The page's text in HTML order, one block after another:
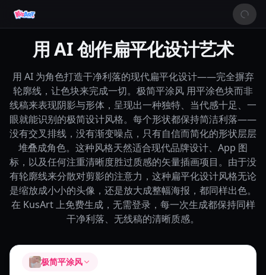
用 AI 创作扁平化设计艺术
用 AI 为角色打造干净利落的现代扁平化设计——完全摒弃
轮廓线，让色块来完成一切。极简平涂风 用平涂色块而非
线稿来表现阴影与形体，呈现出一种独特、当代感十足、一
眼就能识别的极简设计风格。每个形状都保持简洁利落——
没有交叉排线，没有渐变噪点，只有自信而简化的形状层层
堆叠成角色。这种风格天然适合现代品牌设计、App 图
标，以及任何注重清晰度胜过质感的矢量插画项目。由于没
有轮廓线来分散对剪影的注意力，这种扁平化设计风格无论
是缩放成小小的头像，还是放大成整幅海报，都同样出色。
在 KusArt 上免费生成，无需登录，每一次生成都保持同样
干净利落、无线稿的清晰质感。
极简平涂风